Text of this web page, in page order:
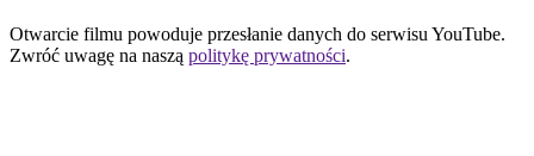
Otwarcie filmu powoduje przesłanie danych do serwisu YouTube.
Zwróć uwagę na naszą politykę prywatności.